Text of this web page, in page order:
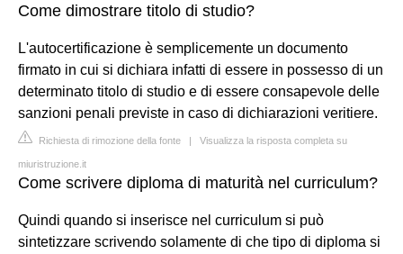
Come dimostrare titolo di studio?
L'autocertificazione è semplicemente un documento
firmato in cui si dichiara infatti di essere in possesso di un
determinato titolo di studio e di essere consapevole delle
sanzioni penali previste in caso di dichiarazioni veritiere.
Richiesta di rimozione della fonte | Visualizza la risposta completa su
miuristruzione.it
Come scrivere diploma di maturità nel curriculum?
Quindi quando si inserisce nel curriculum si può
sintetizzare scrivendo solamente di che tipo di diploma si